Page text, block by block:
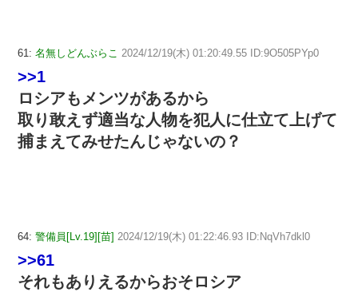
61: 名無しどんぶらこ 2024/12/19(木) 01:20:49.55 ID:9O505PYp0
>>1
ロシアもメンツがあるから
取り敢えず適当な人物を犯人に仕立て上げて
捕まえてみせたんじゃないの？
64: 警備員[Lv.19][苗] 2024/12/19(木) 01:22:46.93 ID:NqVh7dkl0
>>61
それもありえるからおそロシア